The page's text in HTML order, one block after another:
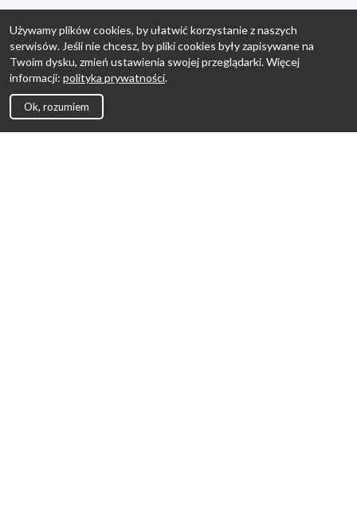
Używamy plików cookies, by ułatwić korzystanie z naszych
serwisów. Jeśli nie chcesz, by pliki cookies były zapisywane na
Twoim dysku, zmień ustawienia swojej przeglądarki. Więcej
informacji: polityka prywatności.
Ok, rozumiem